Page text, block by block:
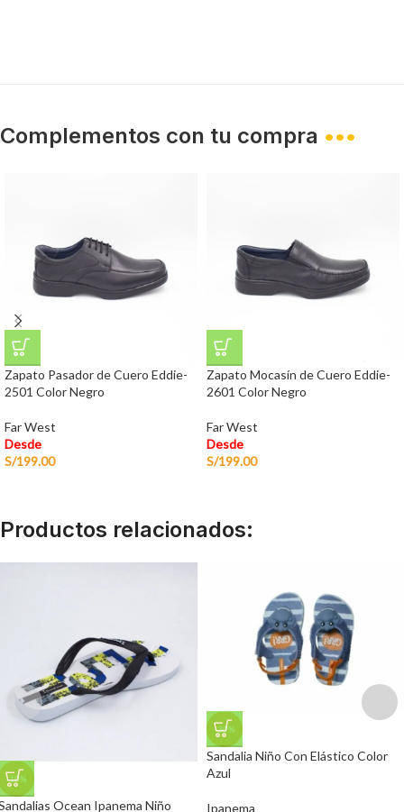
Complementos con tu compra •••
Zapato Pasador de Cuero Eddie-
2501 Color Negro
Far West
Desde
S/199.00
Zapato Mocasín de Cuero Eddie-
2601 Color Negro
Far West
Desde
S/199.00
Productos relacionados:
-10%
Ocean Ipanema Niño
-30%
Sandalia Niño Con Elástico Color
Azul
Ipanema